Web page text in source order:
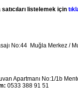
listelemek için
No:44 Muğla Merkez /
Apartmanı No:1/1b
0533 388 91 51